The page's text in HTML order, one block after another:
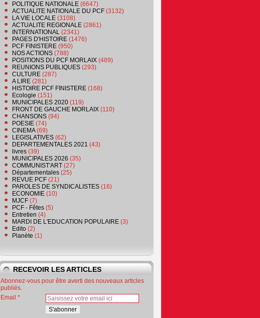
POLITIQUE NATIONALE (6647)
ACTUALITE NATIONALE DU PCF (3132)
LA VIE LOCALE (3108)
ACTUALITE REGIONALE (2861)
INTERNATIONAL (2341)
PAGES D'HISTOIRE (1476)
PCF FINISTERE (950)
NOS ACTIONS (788)
POSITIONS DU PCF MORLAIX (489)
REUNIONS PUBLIQUES (293)
CULTURE (287)
A LIRE (281)
HISTOIRE PCF FINISTERE (168)
Ecologie (151)
MUNICIPALES 2020 (119)
FRONT DE GAUCHE MORLAIX (110)
CHANSONS (94)
POESIE (74)
CINEMA(69)
LEGISLATIVES (62)
DEPARTEMENTALES 2021 (43)
livres (39)
MUNICIPALES 2026 (35)
COMMUNIST'ART (27)
Départementales (25)
REVUE PCF (21)
PAROLES DE SYNDICALISTES (16)
ECONOMIE (10)
MJCF (7)
PCF - Fêtes (5)
Entretien (4)
MARDI DE L'EDUCATION POPULAIRE (3)
Edito (2)
Planète (1)
RECEVOIR LES ARTICLES
Abonnez-vous pour être averti des nouveaux articles
publiés.
Email